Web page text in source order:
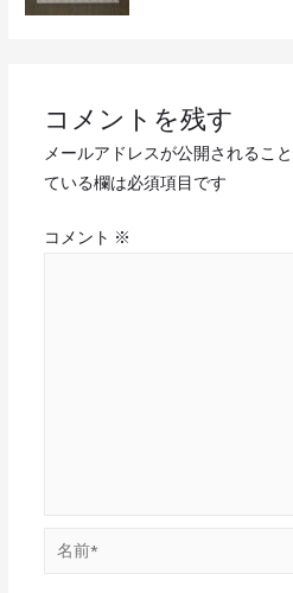
コメントを残す
メールアドレスが公開されるこ
ている欄は必須項目です
コメント ※